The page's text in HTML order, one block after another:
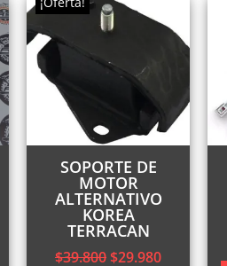
SOPORTE DE
MOTOR
ALTERNATIVO
KOREA
TERRACAN
$39.800El
$29.980El